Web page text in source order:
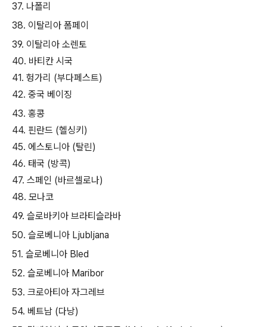
37. 나폴리
38. 이탈리아 폼페이
39. 이탈리아 소렌토
40. 바티칸 시국
41. 헝가리 (부다페스트)
42. 중국 베이징
43. 홍콩
44. 핀란드 (헬싱키)
45. 에스토니아 (탈린)
46. 태국 (방콕)
47. 스페인 (바르셀로나)
48. 모나코
49. 슬로바키아 브라티슬라바
50. 슬로베니아 Ljubljana
51. 슬로베니아 Bled
52. 슬로베니아 Maribor
53. 크로아티아 자그레브
54. 베트남 (다낭)